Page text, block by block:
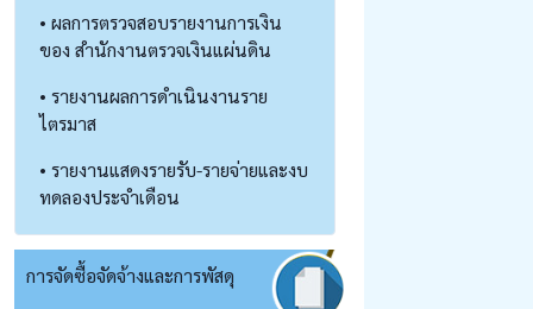
• ผลการตรวจสอบรายงานการเงิน
ของ สำนักงานตรวจเงินแผ่นดิน
• รายงานผลการดำเนินงานราย
ไตรมาส
• รายงานแสดงรายรับ-รายจ่ายและงบ
ทดลองประจำเดือน
การจัดซื้อจัดจ้างและการพัสดุ